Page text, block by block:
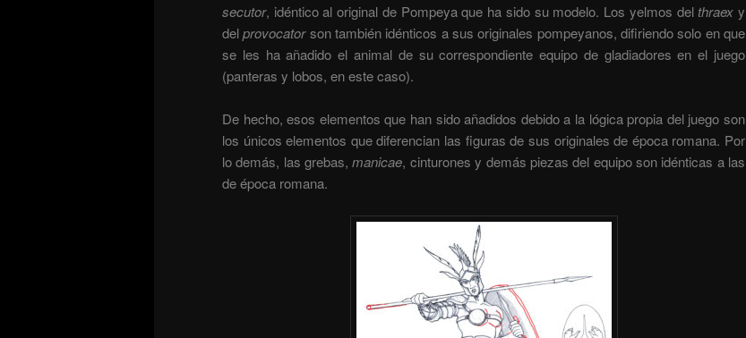
secutor, idéntico al original de Pompeya que ha sido su modelo. Los yelmos delthraex y
delprovocatorson también idénticos a sus originales pompeyanos, difiriendo solo en que
se les ha añadido el animal de su correspondiente equipo de gladiadores en el juego
(panteras y lobos, en este caso).
De hecho, esos elementos que han sido añadidos debido a la lógica propia del juego son
los únicos elementos que diferencian las figuras de sus originales de época romana. Por
lo demás, las grebas,manicae, cinturones y demás piezas del equipo son idénticas a las
de época romana.